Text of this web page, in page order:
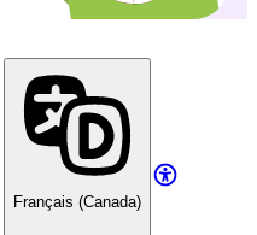
Français (Canada)